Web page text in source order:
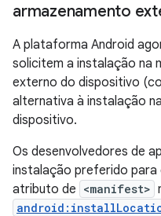
armazenamento
A plataforma Android
solicitem a instalação na
externo do dispositivo
alternativa à instalação
dispositivo.
Os desenvolvedores de
instalação preferido para
atributo de <manifest>